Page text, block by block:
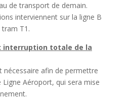
de transport de demain.
interviennent sur la ligne B
T1.
interruption totale de la
nécessaire afin de permettre
Aéroport, qui sera mise